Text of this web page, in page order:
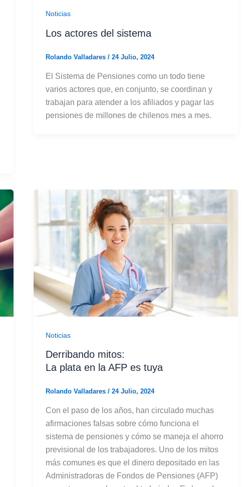
Noticias
Los actores del sistema
Rolando Valladares / 24 Julio, 2024
El Sistema de Pensiones como un todo tiene
varios actores que, en conjunto, se coordinan y
trabajan para atender a los afiliados y pagar las
pensiones de millones de chilenos mes a mes.
Noticias
Derribando mitos:
La plata en la AFP es tuya
Rolando Valladares / 24 Julio, 2024
Con el paso de los años, han circulado muchas
afirmaciones falsas sobre cómo funciona el
sistema de pensiones y cómo se maneja el ahorro
previsional de los trabajadores. Uno de los mitos
más comunes es que el dinero depositado en las
Administradoras de Fondos de Pensiones (AFP)